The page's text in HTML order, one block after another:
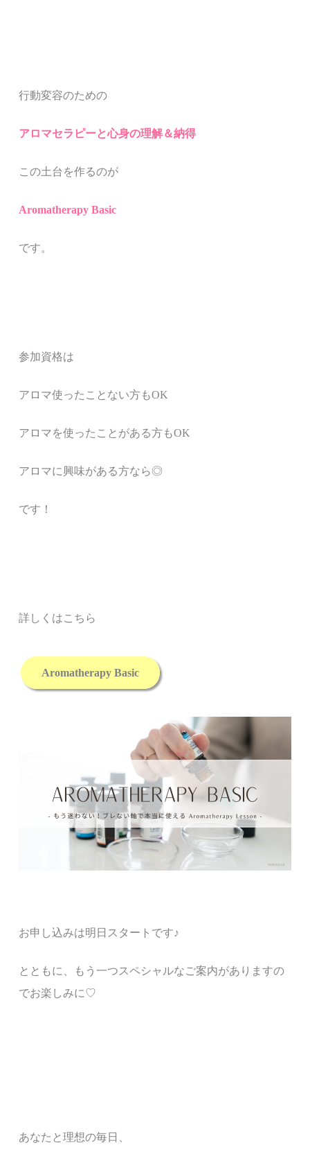
行動変容のための
アロマセラピーと心身の理解＆納得
この土台を作るのが
Aromatherapy Basic
です。
参加資格は
アロマ使ったことない方もOK
アロマを使ったことがある方もOK
アロマに興味がある方なら◎
です！
詳しくはこちら
Aromatherapy Basic
お申し込みは明日スタートです♪
とともに、もう一つスペシャルなご案内がありますの
でお楽しみに♡
あなたと理想の毎日、